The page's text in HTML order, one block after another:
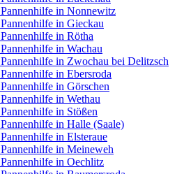
in Nonnewitz
in Gieckau
in Rötha
in Wachau
in Zwochau bei Delitzsch
in Ebersroda
in Görschen
in Wethau
in Stößen
in Halle (Saale)
in Elsteraue
in Meineweh
in Oechlitz